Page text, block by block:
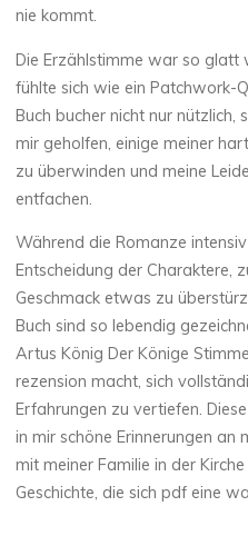
Mugnier
nie kommt.
Die Erzählstimme war so glatt
fühlte sich wie ein Patchwork-
Buch bucher nicht nur nützlich,
mir geholfen, einige meiner
zu überwinden und meine
entfachen.
Während die Romanze
Entscheidung der Charaktere,
Geschmack etwas zu
Buch sind so lebendig
Artus König Der Könige
rezension macht, sich
Erfahrungen zu vertiefen.
in mir schöne Erinnerungen an
mit meiner Familie in der
Geschichte, die sich pdf eine